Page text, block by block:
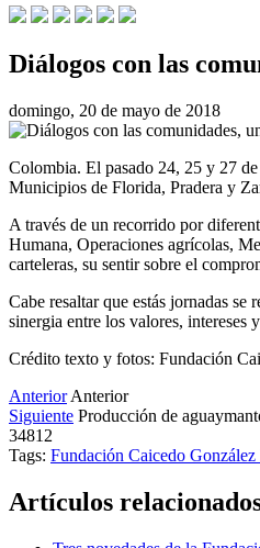
Diálogos con las
domingo, 20 de mayo de 2018
Colombia. El pasado 24, 25 y 27
Municipios de Florida, Pradera y
A través de un recorrido por
Humana, Operaciones agrícolas,
carteleras, su sentir sobre el
Cabe resaltar que estás jornadas
sinergia entre los valores, intereses
Crédito texto y fotos: Fundación
Anterior Anterior
Siguiente Producción de
34812
Tags: Fundación Caicedo
Artículos